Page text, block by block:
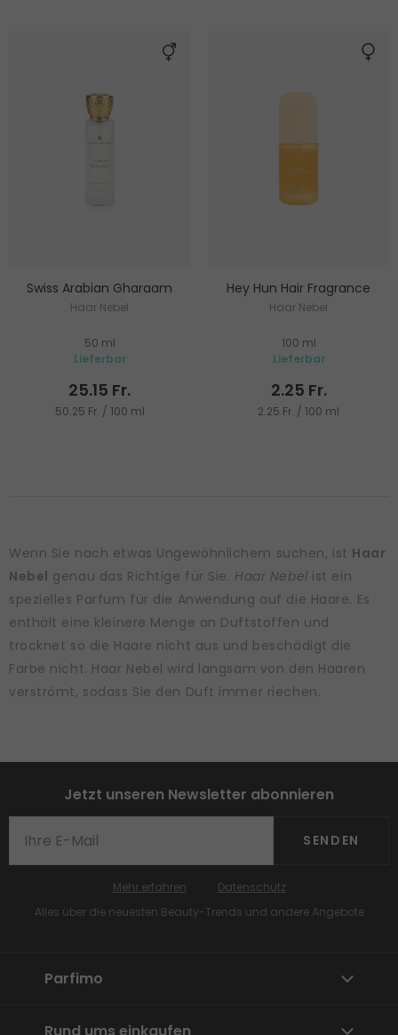
Swiss Arabian Gharaam
Haar Nebel
50 ml
Lieferbar
25.15 Fr.
50.25 Fr. / 100 ml
Hey Hun Hair Fragrance
Haar Nebel
100 ml
Lieferbar
2.25 Fr.
2.25 Fr. / 100 ml
Wenn Sie nach etwas Ungewöhnlichem suchen, ist Haar
Nebel genau das Richtige für Sie. Haar Nebel ist ein
spezielles Parfum für die Anwendung auf die Haare. Es
enthält eine kleinere Menge an Duftstoffen und
trocknet so die Haare nicht aus und beschädigt die
Farbe nicht. Haar Nebel wird langsam von den Haaren
verströmt, sodass Sie den Duft immer riechen.
Jetzt unseren Newsletter abonnieren
SENDEN
Alles über die neuesten Beauty-Trends und andere Angebote
Mehr erfahren Datenschutz
Parfimo